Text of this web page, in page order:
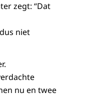
zegt: “Dat
niet
nu en twee